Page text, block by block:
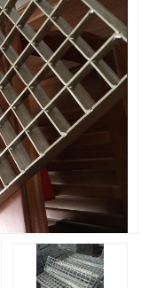
格板
格板